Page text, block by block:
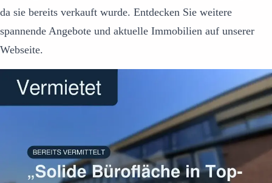
da sie bereits verkauft wurde. Entdecken Sie weitere
spannende Angebote und aktuelle Immobilien auf unserer
Webseite.